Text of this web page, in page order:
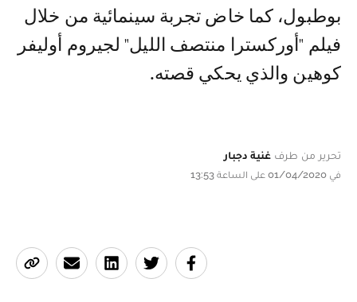
بوطبول، كما خاض تجربة سينمائية من خلال
فيلم "أوركسترا منتصف الليل" لجيروم أوليفر
كوهين والذي يحكي قصته.
تحرير من طرف غنية دجبار
في 01/04/2020 على الساعة 13:53